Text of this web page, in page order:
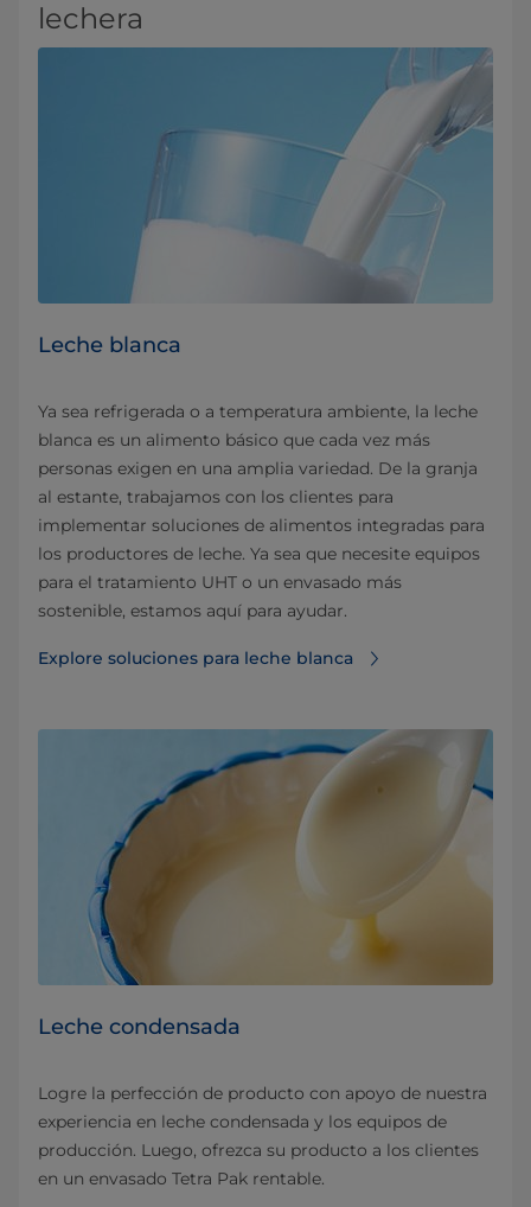
lechera
Leche blanca
Ya sea refrigerada o a temperatura ambiente, la leche
blanca es un alimento básico que cada vez más
personas exigen en una amplia variedad. De la granja
al estante, trabajamos con los clientes para
implementar soluciones de alimentos integradas para
los productores de leche. Ya sea que necesite equipos
para el tratamiento UHT o un envasado más
sostenible, estamos aquí para ayudar.
Explore soluciones para leche blanca
Leche condensada
Logre la perfección de producto con apoyo de nuestra
experiencia en leche condensada y los equipos de
producción. Luego, ofrezca su producto a los clientes
en un envasado Tetra Pak rentable.